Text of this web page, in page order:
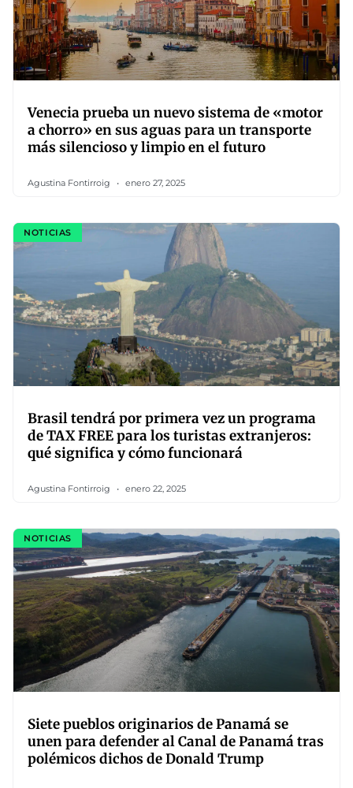
Venecia prueba un nuevo sistema de «motor
a chorro» en sus aguas para un transporte
más silencioso y limpio en el futuro
Agustina Fontirroig enero 27, 2025
NOTICIAS
Brasil tendrá por primera vez un programa
de TAX FREE para los turistas extranjeros:
qué significa y cómo funcionará
Agustina Fontirroig enero 22, 2025
NOTICIAS
Siete pueblos originarios de Panamá se
unen para defender al Canal de Panamá tras
polémicos dichos de Donald Trump